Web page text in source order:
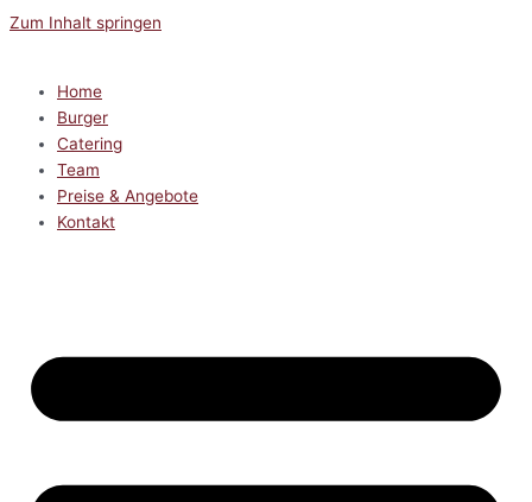
Zum Inhalt springen
Home
Burger
Catering
Team
Preise & Angebote
Kontakt